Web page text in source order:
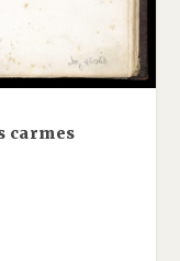
carmes